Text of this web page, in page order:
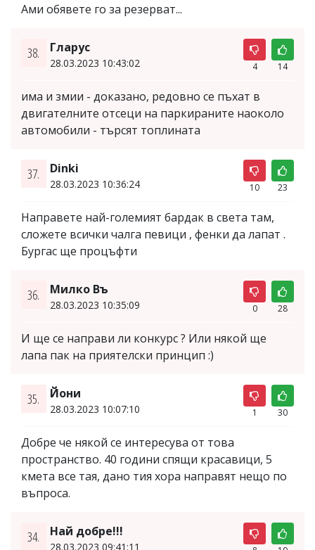
Ами обявете го за резерват...
38. Гларус
28.03.2023 10:43:02 4 14
има и змии - доказано, редовно се пъхат в
двигателните отсеци на паркираните наоколо
автомобили - търсят топлината
37. Dinki
28.03.2023 10:36:24 10 23
Направете най-големият бардак в света там,
сложете всички чалга певици , фенки да лапат .
Бургас ще процъфти
36. Милко Въ
28.03.2023 10:35:09 0 28
И ще се направи ли конкурс ? Или някой ще
лапа пак на приятелски принцип :)
35. Йони
28.03.2023 10:07:10 1 30
Добре че някой се интересува от това
пространство. 40 години спящи красавици, 5
кмета все тая, дано тия хора направят нещо по
въпроса.
34. Най добре!!!
28.03.2023 09:41:11